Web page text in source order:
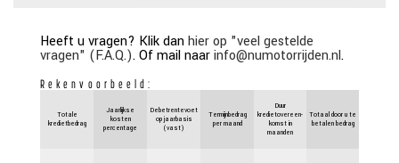
Heeft u vragen? Klik danhier op "veel gestelde
vragen" (F.A.Q.). Of mail naarinfo@numotorrijden.nl.
Rekenvoorbeeld:
Totale
kredietbedrag
Jaarlijkse
kosten
percentage
Debetrentevoet
op jaarbasis
(vast)
Termijnbedrag
per maand
Duur
kredietovereen-
komst in
maanden
Totaal door u te
betalen bedrag